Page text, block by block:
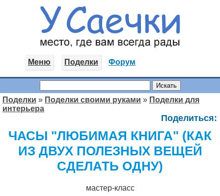
Меню Поделки Форум
Поделки » Поделки своими руками » Поделки для
интерьера
Поделиться:
ЧАСЫ "ЛЮБИМАЯ КНИГА" (КАК
ИЗ ДВУХ ПОЛЕЗНЫХ ВЕЩЕЙ
СДЕЛАТЬ ОДНУ)
мастер-класс